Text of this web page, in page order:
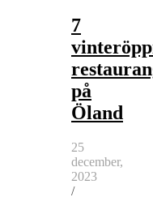
7
på
Öland
25
december,
2023
/